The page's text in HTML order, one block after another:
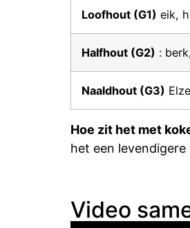
Loofhout (G1) eik,
Halfhout (G2) :
Naaldhout (G3)
Hoe zit het met
het een
Video